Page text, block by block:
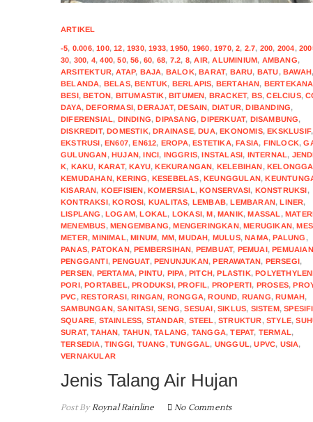
ARTIKEL
-5, 0.006,100,12,1930,1933,1950, 1960, 1970,2, 2.7, 200, 2004,
30, 300, 4,400,50,56,60, 68, 7.2, 8,AIR,ALUMINIUM, AMBANG,
ARSITEKTUR,ATAP, BAJA, BALOK,BARAT, BARU, BATU,BAWAH,
BELANDA, BELAS,BENTUK, BERLAPIS, BERTAHAN,
BESI,BETON, BITUMASTIK,BITUMEN, BRACKET, BS,CELCIUS,
DAYA,DEFORMASI,DERAJAT,DESAIN, DIATUR,DIBANDING,
DIFERENSIAL, DINDING,DIPASANG,DIPERKUAT, DISAMBUNG,
DISKREDIT,DOMESTIK,DRAINASE,DUA,EKONOMIS,EKSKLUSIF,
EKSTRUSI,EN607,EN612, EROPA,ESTETIKA,FASIA, FINLOCK,
GULUNGAN,HUJAN,INCI, INGGRIS,INSTALASI, INTERNAL,
K, KAKU, KARAT,KAYU,KEKURANGAN, KELEBIHAN,
KEMUDAHAN,KERING, KESEBELAS,KEUNGGULAN,
KISARAN, KOEFISIEN,KOMERSIAL,KONSERVASI, KONSTRUKSI,
KONTRAKSI,KOROSI, KUALITAS, LEMBAB,LEMBARAN,LINER,
LISPLANG ,LOGAM,LOKAL, LOKASI,M,MANIK,MASSAL ,
MENEMBUS,MENGEMBANG,MENGERINGKAN,MERUGIKAN,
METER,MINIMAL,MINUM, MM,MUDAH, MULUS,NAMA,PALUNG ,
PANAS,PATOKAN,PEMBERSIHAN, PEMBUAT, PEMUAI,PEMUAIAN
PENGGANTI,PENGUAT,PENUNJUKAN,PERAWATAN, PERSEGI,
PERSEN, PERTAMA,PINTU, PIPA,PITCH,PLASTIK,
PORI,PORTABEL,PRODUKSI,PROFIL, PROPERTI, PROSES,
PVC,RESTORASI,RINGAN, RONGGA,ROUND, RUANG,RUMAH,
SAMBUNGAN,SANITASI,SENG,SESUAI,SIKLUS, SISTEM,
SQUARE, STAINLESS, STANDAR, STEEL ,STRUKTUR,STYLE,
SURAT,TAHAN, TAHUN,TALANG, TANGGA,TEPAT, TERMAL,
TERSEDIA,TINGGI, TUANG ,TUNGGAL, UNGGUL,UPVC, USIA,
VERNAKULAR
Jenis Talang Air Hujan
Post ByRoynal Rainline No Comments